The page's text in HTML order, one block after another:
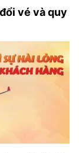
vé và quy